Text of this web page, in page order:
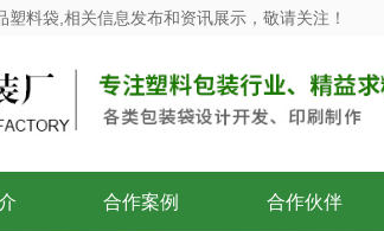
料袋,相关信息发布和资讯展示，敬请关注！
合作案例 合作伙伴